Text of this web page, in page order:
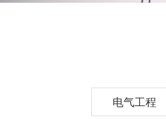
电气工程